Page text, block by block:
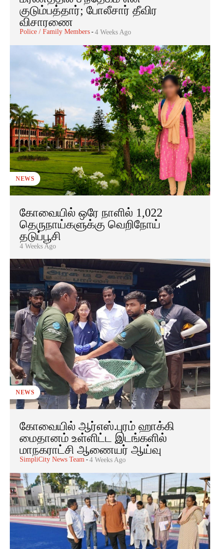
குடும்பத்தார்; போலீசார் தீவிர
விசாரணை
Police / Family Members - 4 Weeks Ago
NEWS
கோவையில் ஒரே நாளில் 1,022
தெருநாய்களுக்கு வெறிநோய்
தடுப்பூசி
4 Weeks Ago
NEWS
கோவையில் ஆர்எஸ்.புரம் ஹாக்கி
மைதானம் உள்ளிட்ட இடங்களில்
மாநகராட்சி ஆணையர் ஆய்வு
SimpliCity News Team - 4 Weeks Ago